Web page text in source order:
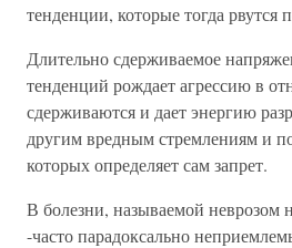
тенденции, которые тогда рвутся
Длительно сдерживаемое
тенденций рождает агрессию в
сдерживаются и дает энергию
другим вредным стремлениям и
которых определяет сам запрет.
В болезни, называемой неврозом
-часто парадоксально